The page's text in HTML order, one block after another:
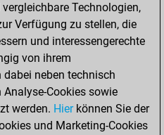
0
0
0
0
Technologien,
Verfügung zu stellen, die
und interessengerechte
von ihrem
neben technisch
Cookies sowie
werden. Hierkönnen Sie der
und Marketing-Cookies